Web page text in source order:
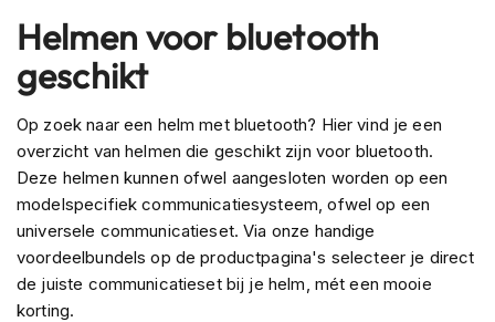
e
n
A
v
e
n
t
u
r
e
h
e
Helmen voor bluetooth
geschikt
Op zoek naar een helm met bluetooth? Hier vind je een
overzicht van helmen die geschikt zijn voor bluetooth.
Deze helmen kunnen ofwel aangesloten worden op een
modelspecifiek communicatiesysteem, ofwel op een
universele communicatieset. Via onze handige
voordeelbundels op de productpagina's selecteer je direct
de juiste communicatieset bij je helm, mét een mooie
korting.